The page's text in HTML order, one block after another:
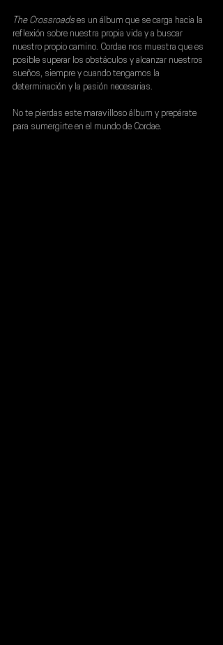
The Crossroads es un álbum que se carga hacia la
reflexión sobre nuestra propia vida y a buscar
nuestro propio camino. Cordae nos muestra que es
posible superar los obstáculos y alcanzar nuestros
sueños, siempre y cuando tengamos la
determinación y la pasión necesarias.
No te pierdas este maravilloso álbum y prepárate
para sumergirte en el mundo de Cordae.